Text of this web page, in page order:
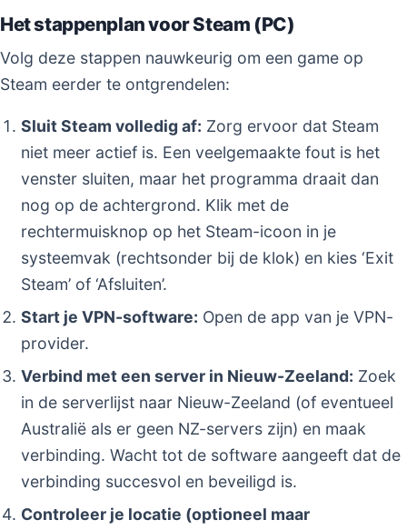
Het stappenplan voor Steam (PC)
Volg deze stappen nauwkeurig om een game op
Steam eerder te ontgrendelen:
Sluit Steam volledig af: Zorg ervoor dat Steam
niet meer actief is. Een veelgemaakte fout is het
venster sluiten, maar het programma draait dan
nog op de achtergrond. Klik met de
rechtermuisknop op het Steam-icoon in je
systeemvak (rechtsonder bij de klok) en kies ‘Exit
Steam’ of ‘Afsluiten’.
Start je VPN-software: Open de app van je VPN-
provider.
Verbind met een server in Nieuw-Zeeland: Zoek
in de serverlijst naar Nieuw-Zeeland (of eventueel
Australië als er geen NZ-servers zijn) en maak
verbinding. Wacht tot de software aangeeft dat de
verbinding succesvol en beveiligd is.
Controleer je locatie (optioneel maar